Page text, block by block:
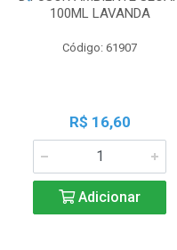
100ML LAVANDA
Código: 61907
R$ 16,60
Adicionar